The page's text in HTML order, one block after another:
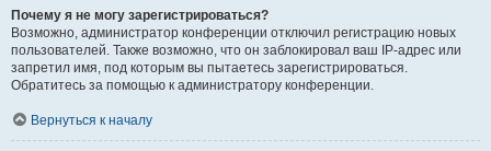
Почему я не могу зарегистрироваться?
Возможно, администратор конференции отключил регистрацию новых
пользователей. Также возможно, что он заблокировал ваш IP-адрес или
запретил имя, под которым вы пытаетесь зарегистрироваться.
Обратитесь за помощью к администратору конференции.
Вернуться к началу